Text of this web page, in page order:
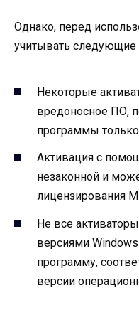
Однако, перед
учитывать
Некоторые
вредоносное ПО,
программы
Активация с
незаконной и
лицензирования
Не все
версиями
программу,
версии